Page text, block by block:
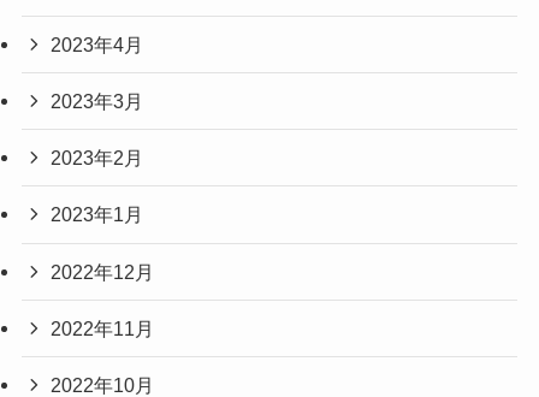
2023年4月
2023年3月
2023年2月
2023年1月
2022年12月
2022年11月
2022年10月